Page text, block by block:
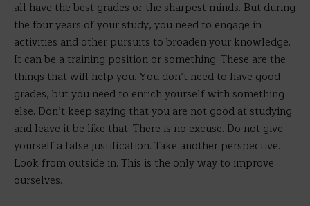
all have the best grades or the sharpest minds. But during
the four years of your study, you need to engage in
activities and other pursuits to broaden your knowledge.
It can be a training position or something. These are the
things that will help you. You don’t need to have good
grades, but you need to enrich yourself with something
else. Don’t keep saying that you are not good at studying
and leave it be like that. There is no excuse. Do not give
yourself a false justification. Take another perspective.
Look from outside in. This is the only way to improve
ourselves.